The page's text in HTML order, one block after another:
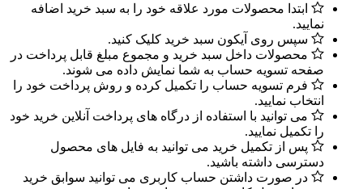
ابتدا محصولات مورد علاقه خود را به سبد خرید اضافه
نمایید.
سپس روی آیکون سبد خرید کلیک کنید.
محصولات داخل سبد خرید و مجموع مبلغ قابل پرداخت در
صفحه تسویه حساب به شما نمایش داده می شوند.
فرم تسویه حساب را تکمیل کرده و روش پرداخت خود را
انتخاب نمایید.
می توانید با استفاده از درگاه های پرداخت آنلاین خرید خود
را تکمیل نمایید.
پس از تکمیل خرید می توانید به فایل های محصول
دسترسی داشته باشید.
در صورت داشتن حساب کاربری می توانید سوابق خرید